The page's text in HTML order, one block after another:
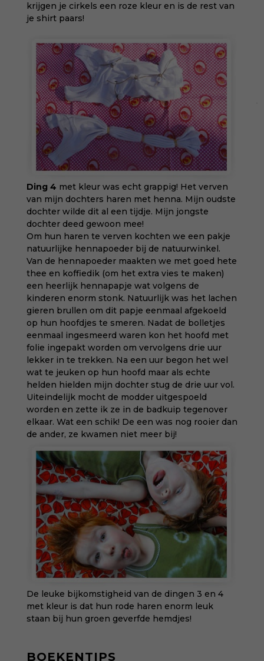
krijgen je cirkels een roze kleur en is de rest van
je shirt paars!
Ding 4 met kleur was echt grappig! Het verven
van mijn dochters haren met henna. Mijn oudste
dochter wilde dit al een tijdje. Mijn jongste
dochter deed gewoon mee!
Om hun haren te verven kochten we een pakje
natuurlijke hennapoeder bij de natuurwinkel.
Van de hennapoeder maakten we met goed hete
thee en koffiedik (om het extra vies te maken)
een heerlijk hennapapje wat volgens de
kinderen enorm stonk. Natuurlijk was het lachen
gieren brullen om dit papje eenmaal afgekoeld
op hun hoofdjes te smeren. Nadat de bolletjes
eenmaal ingesmeerd waren kon het hoofd met
folie ingepakt worden om vervolgens drie uur
lekker in te trekken. Na een uur begon het wel
wat te jeuken op hun hoofd maar als echte
helden hielden mijn dochter stug de drie uur vol.
Uiteindelijk mocht de modder uitgespoeld
worden en zette ik ze in de badkuip tegenover
elkaar. Wat een schik! De een was nog rooier dan
de ander, ze kwamen niet meer bij!
De leuke bijkomstigheid van de dingen 3 en 4
met kleur is dat hun rode haren enorm leuk
staan bij hun groen geverfde hemdjes!
BOEKENTIPS